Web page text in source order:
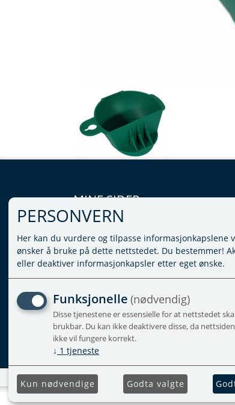
MINE SIDER
LOGG INN
VILKÅR
PERSONVERNERKLÆRING
ADMINISTRER COOKIES
PERSONVERN
Her kan du vurdere og tilpasse informasjonkapslene
ønsker å bruke på dette nettstedet. Du bestemmer!
eller deaktiver informasjonkapsler etter eget ønske.
Funksjonelle (nødvendig)
Disse tjenestene er essensielle for at nettstedet
brukbar. Du kan ikke deaktivere disse, da
ikke vil fungere korrekt.
↓ 1 tjeneste
Kun nødvendige Godta valgte